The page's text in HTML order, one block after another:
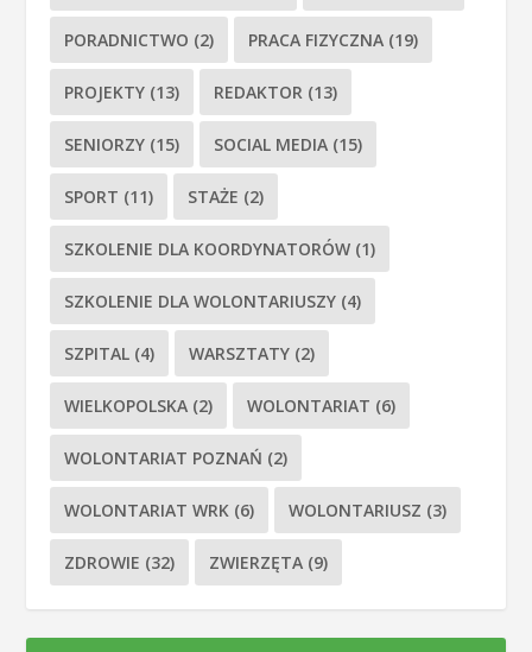
PORADNICTWO (2) PRACA FIZYCZNA (19)
PROJEKTY (13) REDAKTOR (13)
SENIORZY (15) SOCIAL MEDIA (15)
SPORT (11) STAŻE (2)
SZKOLENIE DLA KOORDYNATORÓW (1)
SZKOLENIE DLA WOLONTARIUSZY (4)
SZPITAL (4) WARSZTATY (2)
WIELKOPOLSKA (2) WOLONTARIAT (6)
WOLONTARIAT POZNAŃ (2)
WOLONTARIAT WRK (6) WOLONTARIUSZ (3)
ZDROWIE (32) ZWIERZĘTA (9)